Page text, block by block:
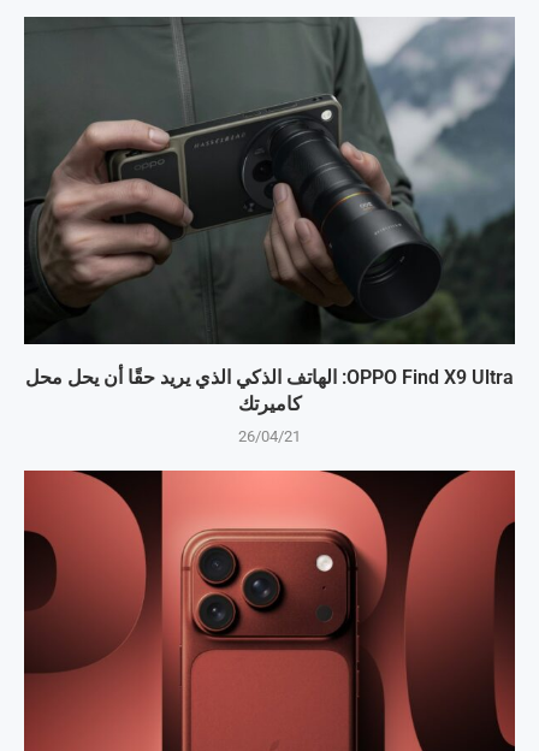
OPPO Find X9 Ultra: الهاتف الذكي الذي يريد حقًا أن يحل محل
كاميرتك
26/04/21